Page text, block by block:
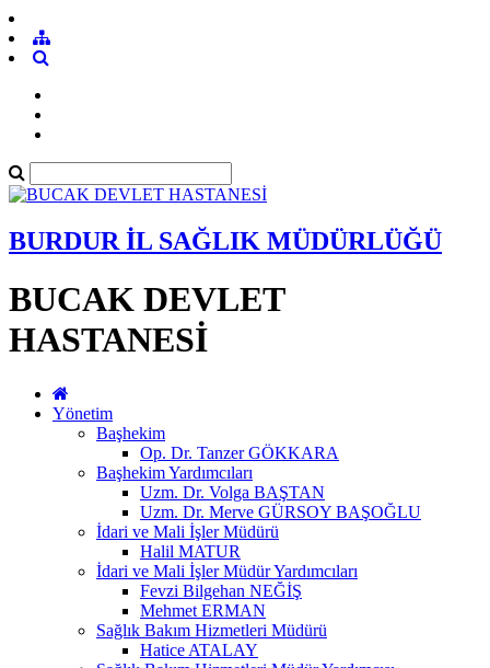
BURDUR İL SAĞLIK MÜDÜRLÜĞÜ
BUCAK DEVLET
HASTANESİ
Yönetim
Başhekim
Op. Dr. Tanzer GÖKKARA
Başhekim Yardımcıları
Uzm. Dr. Volga BAŞTAN
Uzm. Dr. Merve GÜRSOY BAŞOĞLU
İdari ve Mali İşler Müdürü
Halil MATUR
İdari ve Mali İşler Müdür Yardımcıları
Fevzi Bilgehan NEĞİŞ
Mehmet ERMAN
Sağlık Bakım Hizmetleri Müdürü
Hatice ATALAY